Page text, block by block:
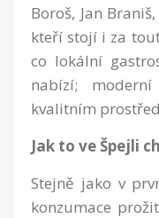
Boroš, Jan
kteří stojí i za
co lokální
nabízí;
kvalitním
Jak to ve Špejli
Stejně jako v
konzumace